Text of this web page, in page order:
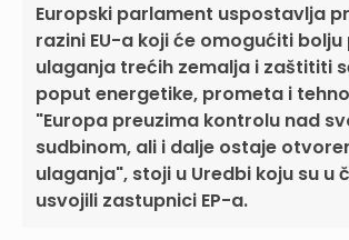
Europski parlament uspostavlja
razini EU-a koji će omogućiti
ulaganja trećih zemalja i zaštititi
poput energetike, prometa i
"Europa preuzima kontrolu nad
sudbinom, ali i dalje ostaje
ulaganja", stoji u Uredbi koju su u
usvojili zastupnici EP-a.